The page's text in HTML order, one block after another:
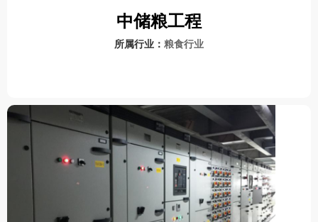
中储粮工程
所属行业： 粮食行业